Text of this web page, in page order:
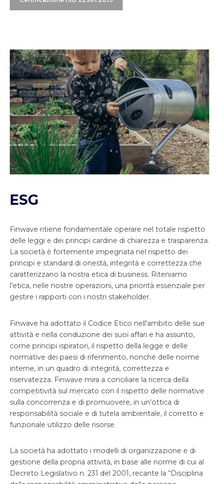
ESG
Finwave ritiene fondamentale operare nel totale rispetto
delle leggi e dei principi cardine di chiarezza e trasparenza.
La società è fortemente impegnata nel rispetto dei
principi e standard di onestà, integrità e correttezza che
caratterizzano la nostra etica di business. Riteniamo
l’etica, nelle nostre operazioni, una priorità essenziale per
gestire i rapporti con i nostri stakeholder.
Finwave ha adottato il Codice Etico nell'ambito delle sue
attività e nella conduzione dei suoi affari e ha assunto,
come principi ispiratori, il rispetto della legge e delle
normative dei paesi di riferimento, nonché delle norme
interne, in un quadro di integrità, correttezza e
riservatezza. Finwave mira a conciliare la ricerca della
competitività sul mercato con il rispetto delle normative
sulla concorrenza e di promuovere, in un'ottica di
responsabilità sociale e di tutela ambientale, il corretto e
funzionale utilizzo delle risorse.
La società ha adottato i modelli di organizzazione e di
gestione della propria attività, in base alle norme di cui al
Decreto Legislativo n. 231 del 2001, recante la “Disciplina